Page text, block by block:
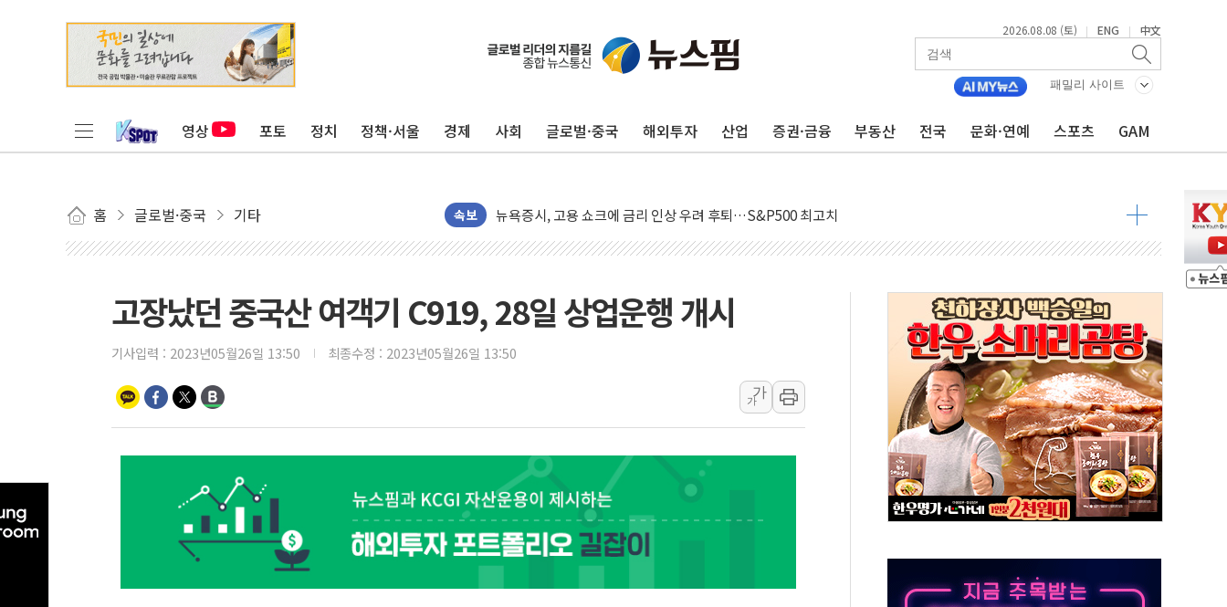
2026.08.08 (토) | ENG | 中文
패밀리 사이트
영상 포토 정치 정책·서울 경제 사회 글로벌·중국 해외투자 산업 증권·금융 부동산 전국 문화·연예 스포츠 GAM
홈 글로벌·중국 기타 속보
민주, 오늘 제주·인천 경선 결과 발표...'김민석 재역전 vs 정청래 격차 확대'
한상협, 업계 개인정보 보안 새판 짠다…'자율규제단체' 타진
트럼프, 쿡 연준 이사 해임 재추진…"26일까지 의혹 소명" 요구
유럽증시, 美 고용 예상 밖 부진에 연준 금리 인상 가능성 낮아지며 상승… STOXX 600 지수는 나흘 연속 최고치
[종합] 이슬람 수니파 3국, '공동방위협정' 체결… 이스라엘·이란 위협에 맞설 자체 억지력 강화
트럼프, 백신·자폐증 행정명령 검토…"이르면 다음 주"
美 항소법원, 백악관 무도회장 공사 중단 명령…트럼프 제동
이란 핵심 원유 수출항 '하르그섬', 최근 1주일 이상 '올스톱'… 美 해상봉쇄 영향
美 고용 쇼크에 엔화 장중 급등…시장은 "또 개입했나" 촉각
[AI MY 뉴스] 뉴욕 반도체주 프리뷰...美 고용 쇼크에 반도체주 '활짝'
뉴욕증시 프리뷰, 美 고용 쇼크에 금리 인상 우려 후퇴…나스닥 선물 1%대 상승
[종합] 美 7월 고용 2만3000명 감소 '쇼크'…9월 금리 인상 기대 후퇴
[사진] 이슬람 수니파 3개국, 공동방위협정 체결
뉴욕증시 개장 전 특징주...아틀라시안·클라우드플레어·태양광주↑ VS 트레이드데스크·웬디스↓
보훈부, 미 DPAA와 MOU… "6·25 미군 실종자 7359명 끝까지 찾겠다"
고장났던 중국산 여객기 C919, 28일 상업운행 개시
기사입력 : 2023년05월26일 13:50 최종수정 : 2023년05월26일 13:50
가
가